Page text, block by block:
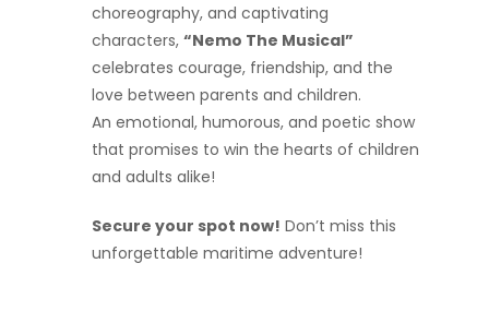
choreography, and captivating
characters, “Nemo The Musical”
celebrates courage, friendship, and the
love between parents and children.
An emotional, humorous, and poetic show
that promises to win the hearts of children
and adults alike!
Secure your spot now! Don’t miss this
unforgettable maritime adventure!